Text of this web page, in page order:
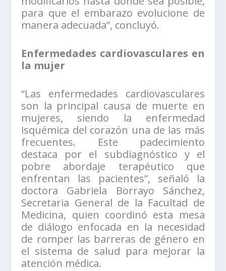
para que el embarazo evolucione de
manera adecuada”, concluyó.
Enfermedades cardiovasculares en
la mujer
“Las enfermedades cardiovasculares
son la principal causa de muerte en
mujeres, siendo la enfermedad
isquémica del corazón una de las más
frecuentes. Este padecimiento
destaca por el subdiagnóstico y el
pobre abordaje terapéutico que
enfrentan las pacientes”, señaló la
doctora Gabriela Borrayo Sánchez,
Secretaria General de la Facultad de
Medicina, quien coordinó esta mesa
de diálogo enfocada en la necesidad
de romper las barreras de género en
el sistema de salud para mejorar la
atención médica.